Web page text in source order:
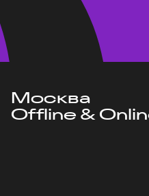
Москва
Offline &